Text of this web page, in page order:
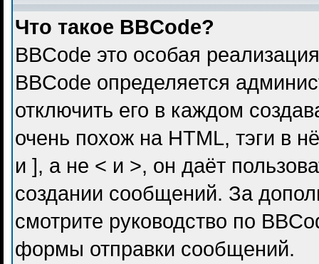
Что такое BBCode?
BBCode это особая
BBCode определяется
отключить его в каждом
очень похож на HTML, тэги в
и ], а не < и >, он даёт
создании сообщений. За
смотрите руководство по
формы отправки сообщений.